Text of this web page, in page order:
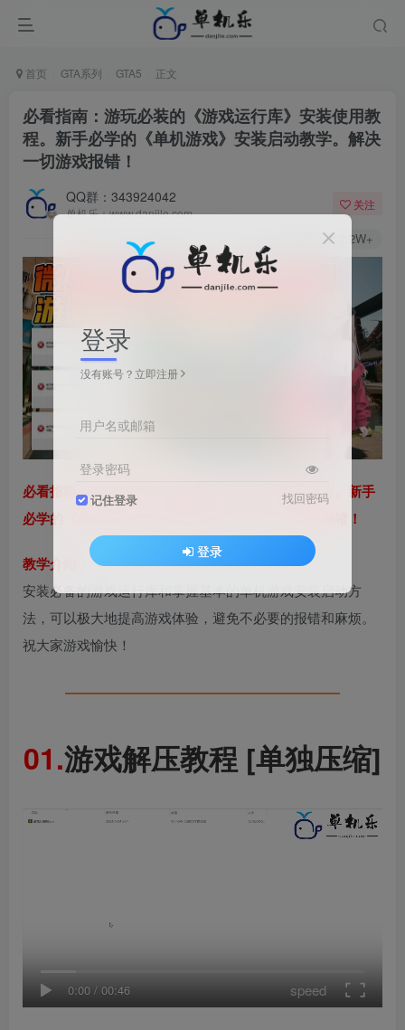
首页 GTA系列 GTA5 正文
必看指南：游玩必装的《游戏运行库》安装使用教
程。新手必学的《单机游戏》安装启动教学。解决
一切游戏报错！
QQ群：343924042
单机乐：www.danjile.com
关注
2.2W+
必看指南：游玩必装的《游戏运行库》安装使用教程。新手
必学的《单机游戏》安装启动教学。解决一切游戏报错！
教学介绍：
安装必备的游戏运行库和掌握基本的单机游戏安装启动方
法，可以极大地提高游戏体验，避免不必要的报错和麻烦。
祝大家游戏愉快！
━━━━━━━━━━━━━━━━
01.游戏解压教程 [单独压缩]
0:00 / 00:46 speed
登录
没有账号？立即注册
用户名或邮箱
登录密码
记住登录 找回密码
登录